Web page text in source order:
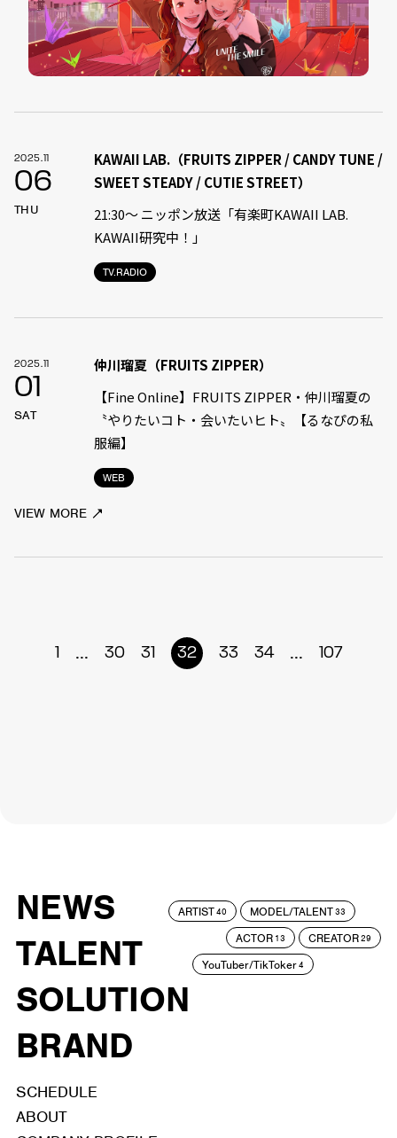
2025.11
06
THU
TV.RADIO
KAWAII LAB.（FRUITS ZIPPER / CANDY TUNE /
SWEET STEADY / CUTIE STREET）
21:30〜 ニッポン放送「有楽町KAWAII LAB.
KAWAII研究中！」
2025.11
01
SAT
WEB
仲川瑠夏（FRUITS ZIPPER）
【Fine Online】FRUITS ZIPPER・仲川瑠夏の
〝やりたいコト・会いたいヒト〟【るなぴの私
服編】
VIEW MORE
1 ... 30 31 32 33 34 ... 107
NEWS
TALENT
SOLUTION
BRAND
ARTIST40 MODEL/TALENT33
ACTOR 13 CREATOR29
YouTuber/TikToker4
SCHEDULE
ABOUT